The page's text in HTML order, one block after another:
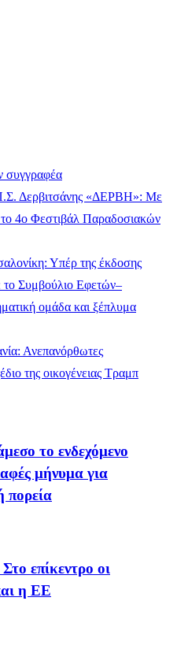
συγγραφέα
Δερβιτσάνης «ΔΕΡΒΗ»: Με
4ο Φεστιβάλ Παραδοσιακών
Υπέρ της έκδοσης
Συμβούλιο Εφετών–
ομάδα και ξέπλυμα
Ανεπανόρθωτες
της οικογένειας Τραμπ
το ενδεχόμενο
μήνυμα για
πορεία
επίκεντρο οι
η ΕΕ